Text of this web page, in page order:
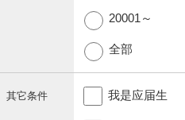
20001～
全部
其它条件 我是应届生